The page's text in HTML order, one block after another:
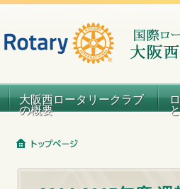
大阪西ロータリークラブ
の概要